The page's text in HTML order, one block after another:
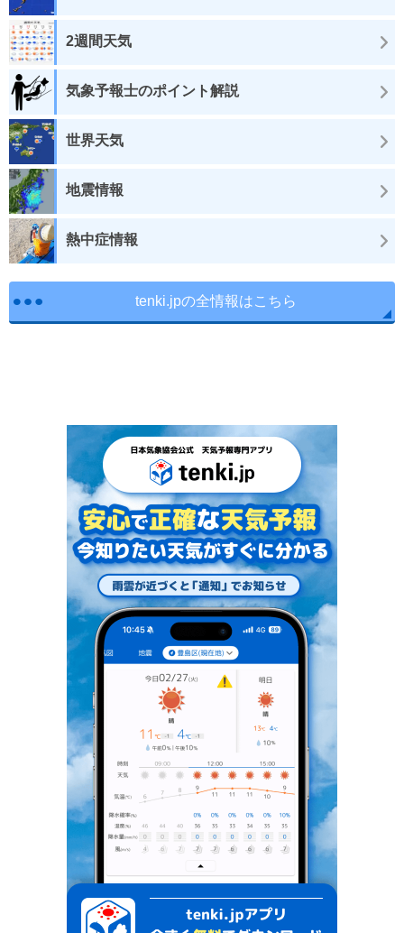
2週間天気
気象予報士のポイント解説
世界天気
地震情報
熱中症情報
tenki.jpの全情報はこちら